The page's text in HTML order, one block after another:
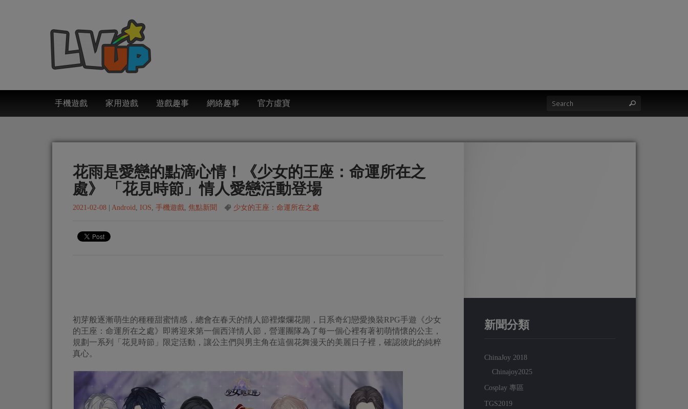
手機遊戲 家用遊戲 遊戲趣事 網絡趣事 官方虛寶
花雨是愛戀的點滴心情！《少女的王座：命運所在之
處》 「花見時節」情人愛戀活動登場
2021-02-08 Android, IOS, 手機遊戲, 焦點新聞 少女的王座：命運所在之處
初芽般逐漸萌生的種種甜蜜情感，總會在春天的情人節裡燦爛花開，日系奇幻戀愛換裝RPG手遊《少女
的王座：命運所在之處》即將迎來第一個西洋情人節，營運團隊為了每一個心裡有著初萌情懷的公主，
規劃一系列「花見時節」限定活動，讓公主們與男主角在這個花舞漫天的美麗日子裡，確認彼此的純粹
真心。
新聞分類
ChinaJoy 2018
Chinajoy2025
Cosplay 專區
TGS2019